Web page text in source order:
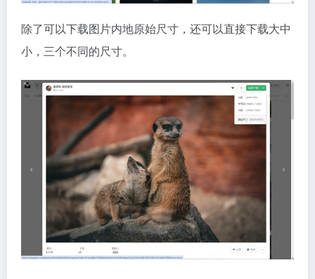
除了可以下载图片内地原始尺寸，还可以直接下载大中
小，三个不同的尺寸。